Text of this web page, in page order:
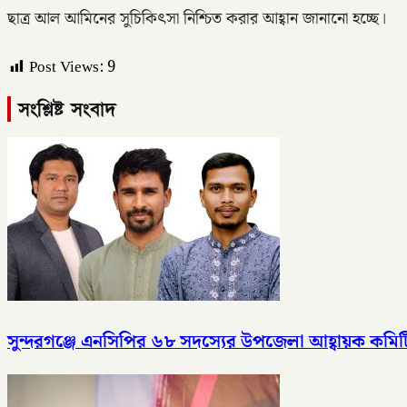
ছাত্র আল আমিনের সুচিকিৎসা নিশ্চিত করার আহ্বান জানানো হচ্ছে।
Post Views:9
সংশ্লিষ্ট সংবাদ
সুন্দরগঞ্জে এনসিপির ৬৮ সদস্যের উপজেলা আহ্বায়ক